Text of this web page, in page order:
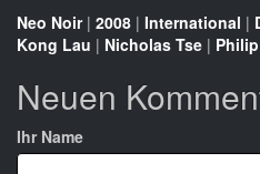
Neo Noir| 2008 | International |
Kong Lau | Nicholas Tse |
Neuen
Ihr Name